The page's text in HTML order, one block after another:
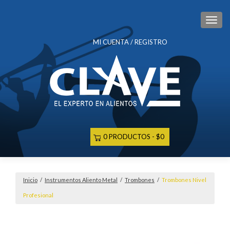
MI CUENTA / REGISTRO
0 PRODUCTOS $0
Inicio / Instrumentos Aliento Metal / Trombones / Trombones Nivel
Profesional